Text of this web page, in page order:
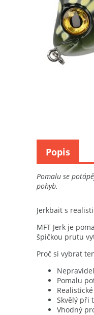
Pomalu se
pohyb.
Jerkbait s
MFT Jerk je
špičkou prutu
Proč si vybrat
Pomalu
Skvělý při
Vhodný
Popis